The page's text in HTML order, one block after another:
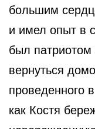
большим
и имел опыт в
был
вернуться
проведенного
как Костя